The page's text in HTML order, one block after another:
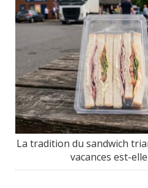
La tradition du sandwich
vacances est-